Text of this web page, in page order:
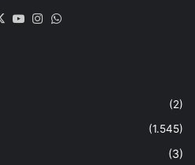
X YouTubeInstagram
(2)
(1.545)
(3)